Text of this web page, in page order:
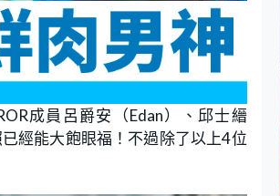
成員呂爵安（Edan）、邱士縉
經能大飽眼福！不過除了以上4位